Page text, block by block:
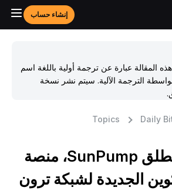
إنشاء حساب
المقالة عبارة عن ترجمة أولية باللغة اسم
الترجمة الآلية. سيتم نشر نسخة
Topics
جاستن صن يطلق SunPump، منصة
الجديدة لشبكة ترون